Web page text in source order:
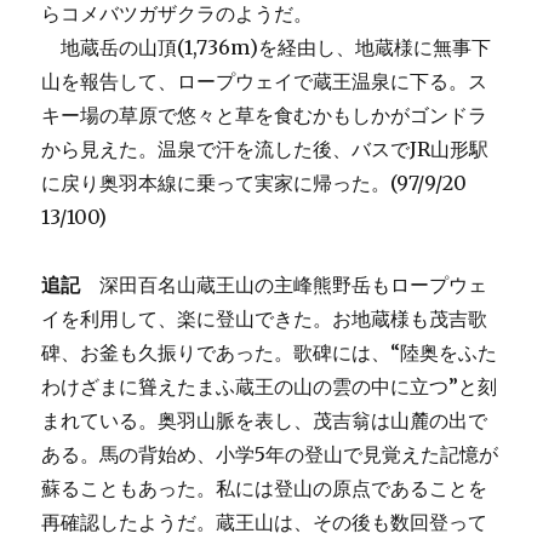
らコメバツガザクラのようだ。
地蔵岳の山頂(1,736m)を経由し、地蔵様に無事下
山を報告して、ロープウェイで蔵王温泉に下る。ス
キー場の草原で悠々と草を食むかもしかがゴンドラ
から見えた。温泉で汗を流した後、バスでJR山形駅
に戻り奥羽本線に乗って実家に帰った。(97/9/20
13/100)
追記深田百名山蔵王山の主峰熊野岳もロープウェ
イを利用して、楽に登山できた。お地蔵様も茂吉歌
碑、お釜も久振りであった。歌碑には、“陸奥をふた
わけざまに聳えたまふ蔵王の山の雲の中に立つ”と刻
まれている。奥羽山脈を表し、茂吉翁は山麓の出で
ある。馬の背始め、小学5年の登山で見覚えた記憶が
蘇ることもあった。私には登山の原点であることを
再確認したようだ。蔵王山は、その後も数回登って